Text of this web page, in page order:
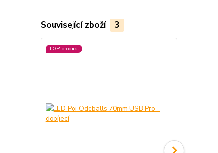
Související zboží 3
TOP produkt